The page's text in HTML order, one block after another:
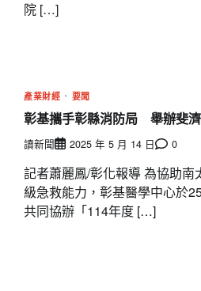
院 […]
產業財經 要聞
彰基攜手彰縣消防局 舉辦斐
讀新聞 2025 年 5 月 14 日 0
記者蕭麗鳳/彰化報導 為協助南
級急救能力，彰基醫學中心於
共同協辦「114年度 […]